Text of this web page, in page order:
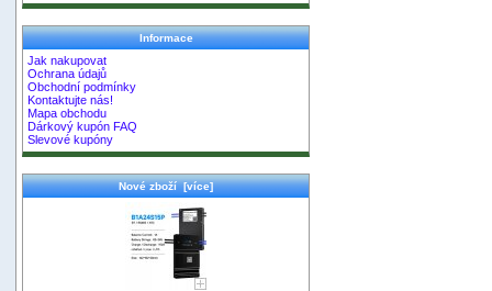
Informace
Jak nakupovat
Ochrana údajů
Obchodní podmínky
Kontaktujte nás!
Mapa obchodu
Dárkový kupón FAQ
Slevové kupóny
Nové zboží [více]